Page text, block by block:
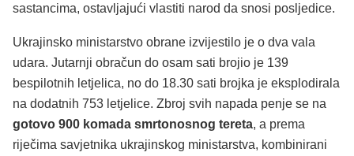
sastancima, ostavljajući vlastiti narod da snosi posljedice.
Ukrajinsko ministarstvo obrane izvijestilo je o dva vala
udara. Jutarnji obračun do osam sati brojio je 139
bespilotnih letjelica, no do 18.30 sati brojka je eksplodirala
na dodatnih 753 letjelice. Zbroj svih napada penje se na
gotovo 900 komada smrtonosnog tereta, a prema
riječima savjetnika ukrajinskog ministarstva, kombinirani